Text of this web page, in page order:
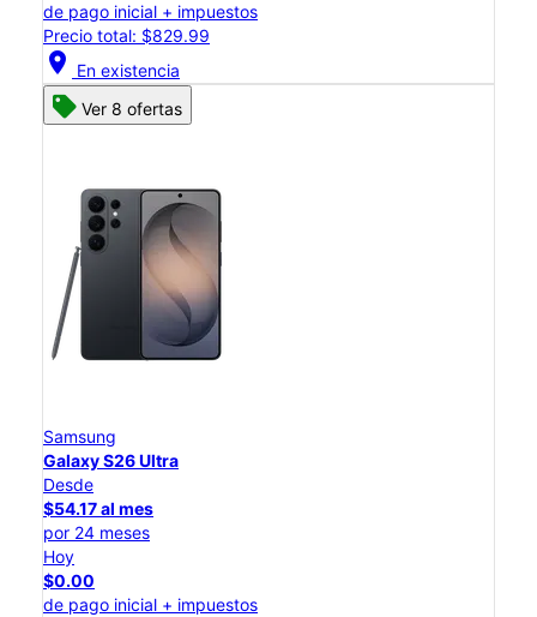
de pago inicial + impuestos
Precio total: $829.99
location_on En existencia
Ver 8 ofertas
Samsung
Galaxy S26 Ultra
Desde
$54.17 al mes
por 24 meses
Hoy
$0.00
de pago inicial + impuestos